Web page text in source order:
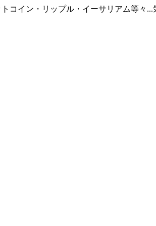
コイン・リップル・イーサリアム等々